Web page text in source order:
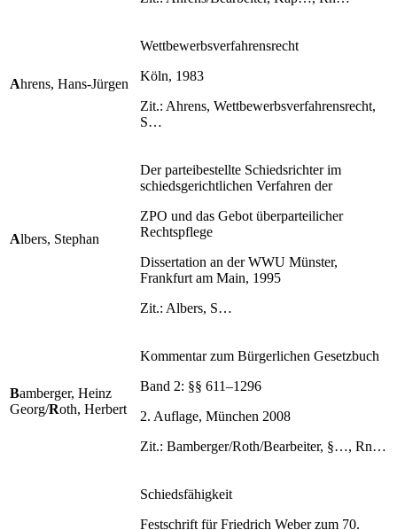
Ahrens, Hans-Jürgen
Wettbewerbsverfahrensrecht
Köln, 1983
Zit.: Ahrens, Wettbewerbsverfahrensrecht,
S…
Albers, Stephan
Der parteibestellte Schiedsrichter im
schiedsgerichtlichen Verfahren der
ZPO und das Gebot überparteilicher
Rechtspflege
Dissertation an der WWU Münster,
Frankfurt am Main, 1995
Zit.: Albers, S…
Bamberger, Heinz
Georg/Roth, Herbert
Kommentar zum Bürgerlichen Gesetzbuch
Band 2: §§ 611–1296
2. Auflage, München 2008
Zit.: Bamberger/Roth/Bearbeiter, §…, Rn…
Schiedsfähigkeit
Festschrift für Friedrich Weber zum 70.